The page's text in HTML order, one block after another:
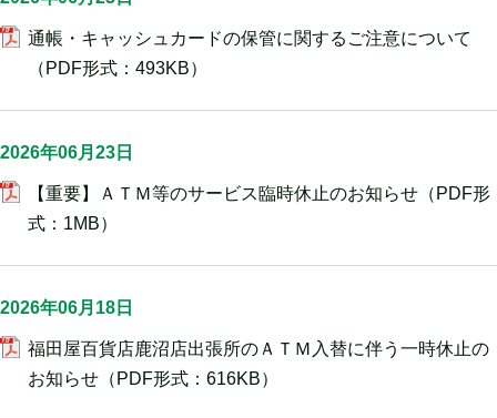
通帳・キャッシュカードの保管に関するご注意について
（PDF形式：493KB）
2026年06月23日
【重要】ＡＴＭ等のサービス臨時休止のお知らせ （PDF形
式：1MB）
2026年06月18日
福田屋百貨店鹿沼店出張所のＡＴＭ入替に伴う一時休止の
お知らせ （PDF形式：616KB）